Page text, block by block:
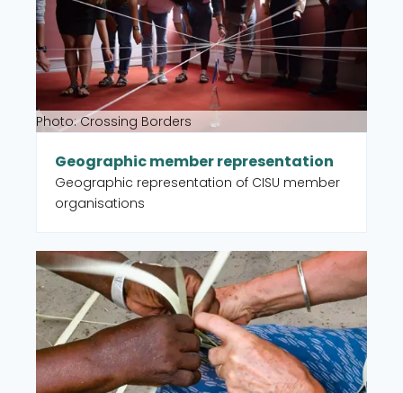
Photo: Crossing Borders
Geographic member representation
Geographic representation of CISU member
organisations
Read more about Partner organisations